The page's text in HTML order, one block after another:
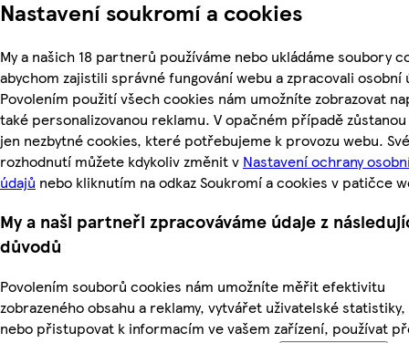
Nastavení soukromí a cookies
My a našich 18 partnerů používáme nebo ukládáme soubory
abychom zajistili správné fungování webu a zpracovali osobní
Povolením použití všech cookies nám umožníte zobrazovat
také personalizovanou reklamu. V opačném případě
jen nezbytné cookies, které potřebujeme k provozu webu. Své
rozhodnutí můžete kdykoliv změnit v Nastavení ochrany
údajů nebo kliknutím na odkaz Soukromí a cookies v patičce
My a naši partneři zpracováváme údaje z
důvodů
Povolením souborů cookies nám umožníte měřit efektivitu
zobrazeného obsahu a reklamy, vytvářet uživatelské
nebo přistupovat k informacím ve vašem zařízení, používat